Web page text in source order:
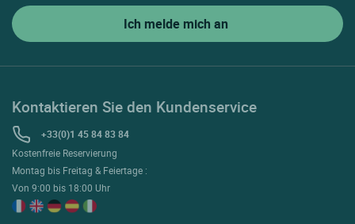
Kontaktieren Sie den Kundenservice
+33(0)1 45 84 83 84
Kostenfreie Reservierung
Montag bis Freitag & Feiertage :
Von 9:00 bis 18:00 Uhr